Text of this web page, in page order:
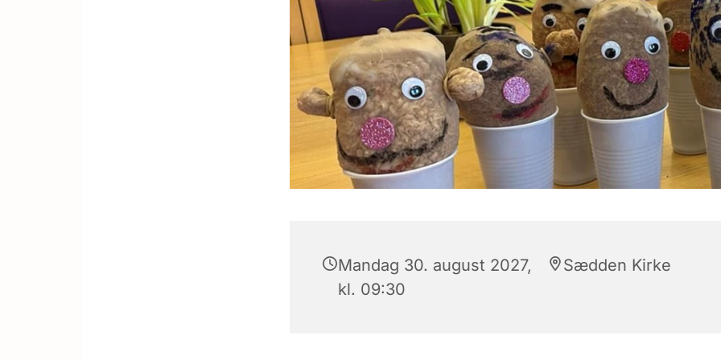
Mandag 30. august 2027,
kl. 09:30
Sædden Kirke